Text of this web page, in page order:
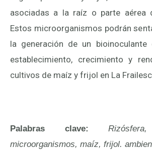
asociadas a la raíz o parte aérea
Estos microorganismos podrán
la generación de un bioinoculante
establecimiento, crecimiento y
cultivos de maíz y frijol en La
Palabras clave:
microorganismos, maíz, frijol.